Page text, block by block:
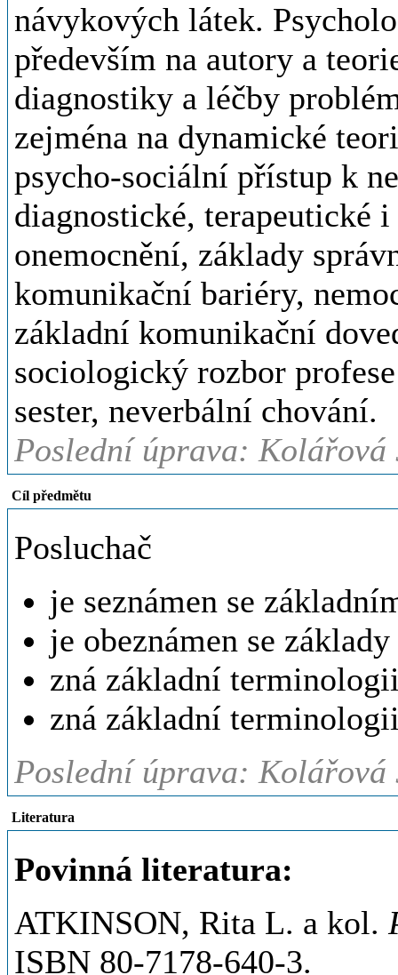
návykových látek.
především na autory a
diagnostiky a léčby
zejména na dynamické
psycho-sociální přístup k
diagnostické, terapeutické
onemocnění, základy
komunikační bariéry,
základní komunikační
sociologický rozbor
sester, neverbální chování.
Poslední úprava: Kolářová
Cíl předmětu
Posluchač
je seznámen se
je obeznámen se
zná základní
zná základní
Poslední úprava: Kolářová
Literatura
Povinná literatura:
ATKINSON, Rita L. a kol.
ISBN 80-7178-640-3.